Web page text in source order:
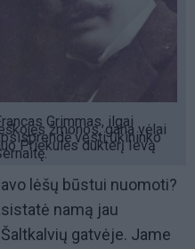
Grimmas, ilgai
žmonos, gana vėlai
vesti ūkininko
Priekulės dukterį Ievą
lėšų būstui nuomoti?
namą jau
gatvėje. Jame